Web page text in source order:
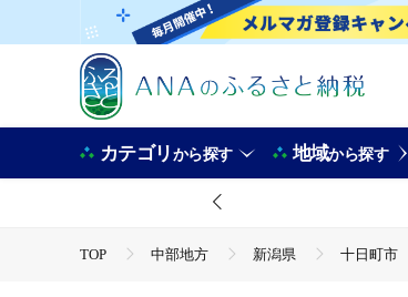
カテゴリから探す 地域から探す
TOP 中部地方 新潟県 十日町市